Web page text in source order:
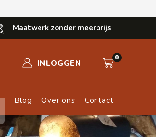
Maatwerk zonder meerprijs
INLOGGEN
0
Blog Over ons Contact